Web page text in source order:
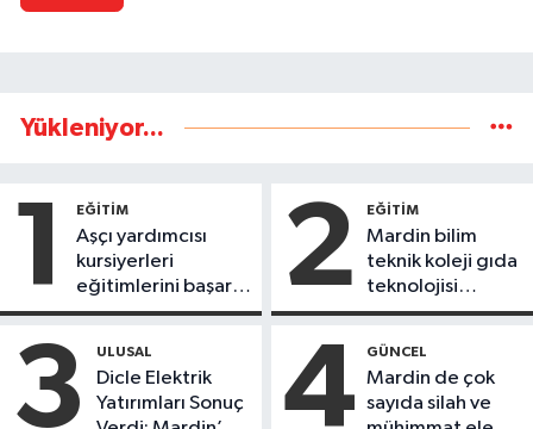
Yükleniyor...
1 EĞİTİM
Aşçı yardımcısı
kursiyerleri
eğitimlerini başarı
ile tamamladı
2 EĞİTİM
Mardin bilim
teknik koleji gıda
teknolojisi
öğrencileri
ürünlerini satarak
köydeki
çoçuklara kitap
3 ULUSAL
Dicle Elektrik
Yatırımları Sonuç
4 GÜNCEL
Mardin de çok
sayıda silah ve